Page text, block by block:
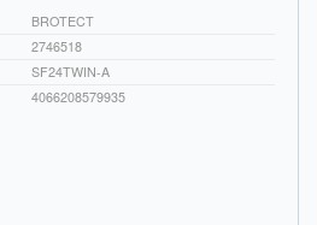
BROTECT
2746518
SF24TWIN-A
4066208579935